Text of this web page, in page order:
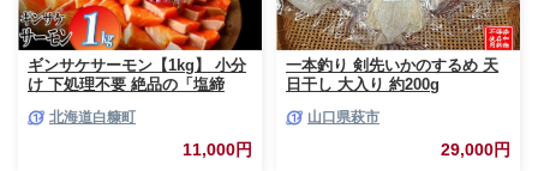
ギンサケサーモン【1kg】 小分
け 下処理不要 絶品の「塩締
サーモン 鮭 魚 銀鮭 刺身 生食
用 さけ サケ ふるさと ランキン
グ 人気 魚介類 魚介 北海道 白
北海道白糠町
11,000円
一本釣り 剣先いかのするめ 天
日干し 大入り 約200g
山口県萩市
29,000円